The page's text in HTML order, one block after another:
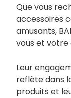
Que vous
accessoires
amusants,
vous et votre
Leur
reflète dans
produits et